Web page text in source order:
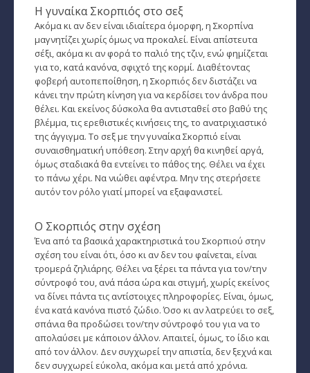
Μεταφυσική
­Τα Άστρα αλλιώς
Ζώδια και διασκέσαση
Ζώδια και δυσκολίες
Ζώδια και έρωτας
Ζώδια και μόδα
­Ζώδια και οικογένεια
­Ζώδια και αθλητισμός
­Ζώδια και διάσημοι
Gossip και αλλά...
Η γυναίκα Σκορπιός στο σεξ
Ακόμα κι αν δεν είναι ιδιαίτερα όμορφη, η Σκορπίνα
μαγνητίζει χωρίς όμως να προκαλεί. Είναι απίστευτα
σέξι, ακόμα κι αν φορά το παλιό της τζιν, ενώ φημίζεται
για το, κατά κανόνα, σφιχτό της κορμί. Διαθέτοντας
φοβερή αυτοπεποίθηση, η Σκορπιός δεν διστάζει να
κάνει την πρώτη κίνηση για να κερδίσει τον άνδρα που
θέλει. Και εκείνος δύσκολα θα αντισταθεί στο βαθύ της
βλέμμα, τις ερεθιστικές κινήσεις της, το ανατριχιαστικό
της άγγιγμα. Το σεξ με την γυναίκα Σκορπιό είναι
συναισθηματική υπόθεση. Στην αρχή θα κινηθεί αργά,
όμως σταδιακά θα εντείνει το πάθος της. Θέλει να έχει
το πάνω χέρι. Να νιώθει αφέντρα. Μην της στερήσετε
αυτόν τον ρόλο γιατί μπορεί να εξαφανιστεί.
Ο Σκορπιός στην σχέση
Ένα από τα βασικά χαρακτηριστικά του Σκορπιού στην
σχέση του είναι ότι, όσο κι αν δεν του φαίνεται, είναι
τρομερά ζηλιάρης. Θέλει να ξέρει τα πάντα για τον/την
σύντροφό του, ανά πάσα ώρα και στιγμή, χωρίς εκείνος
να δίνει πάντα τις αντίστοιχες πληροφορίες. Είναι, όμως,
ένα κατά κανόνα πιστό ζώδιο. Όσο κι αν λατρεύει το σεξ,
σπάνια θα προδώσει τον/την σύντροφό του για να το
απολαύσει με κάποιον άλλον. Απαιτεί, όμως, το ίδιο και
από τον άλλον. Δεν συγχωρεί την απιστία, δεν ξεχνά και
δεν συγχωρεί εύκολα, ακόμα και μετά από χρόνια.